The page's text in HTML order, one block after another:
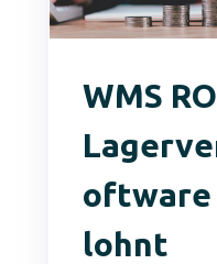
WMS
lohnt